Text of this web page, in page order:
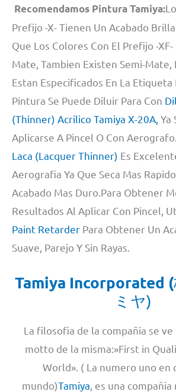
Recomendamos Pintura Tamiya:
Prefijo -X- Tienen Un Acabado
Que Los Colores Con El Prefijo -XF-
Mate, Tambien Existen Semi-Mate,
Estan Especificados En La
Pintura Se Puede Diluir Para Con
(Thinner) Acrilico Tamiya X-20A, Ya
Aplicarse A Pincel O Con
Laca (Lacquer Thinner) Es
Aerografia Ya Que Seca Mas
Acabado Mas Duro.Para Obtener
Resultados Al Aplicar Con Pincel,
Paint Retarder Para Obtener Un
Suave, Parejo Y Sin Rayas.
Tamiya Incorporated (
ミヤ)
La filosofia de la compañia se
motto de la misma:»First in
World». ( La numero uno en
mundo)Tamiya , es una